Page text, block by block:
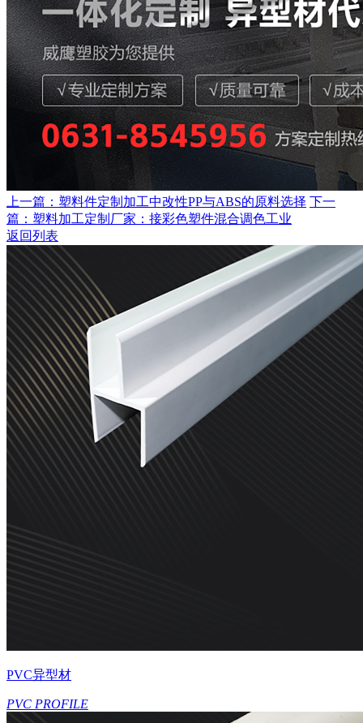
上一篇：塑料件定制加工中改性PP与ABS的原料选择 下一
篇：塑料加工定制厂家：接彩色塑件混合调色工业
返回列表
PVC异型材
PVC PROFILE